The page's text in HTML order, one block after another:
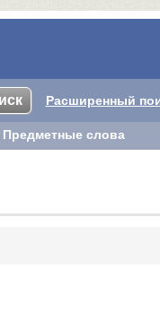
Расширенный
Предметные слова